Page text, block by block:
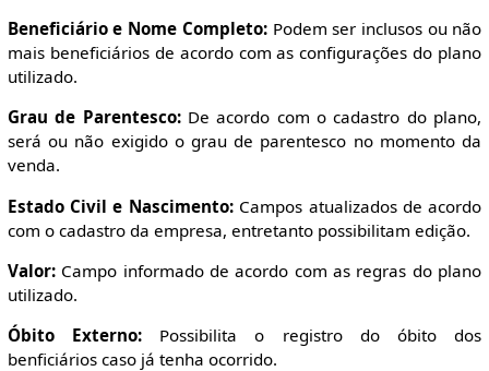
Beneficiário e Nome Completo:Podem ser inclusos ou não
mais beneficiários de acordo com as configurações do plano
utilizado.
Grau de Parentesco:De acordo com o cadastro do plano,
será ou não exigido o grau de parentesco no momento da
venda.
Estado Civil e Nascimento:Campos atualizados de acordo
com o cadastro da empresa, entretanto possibilitam edição.
Valor:Campo informado de acordo com as regras do plano
utilizado.
Óbito Externo: Possibilita o registro do óbito dos
benficiários caso já tenha ocorrido.